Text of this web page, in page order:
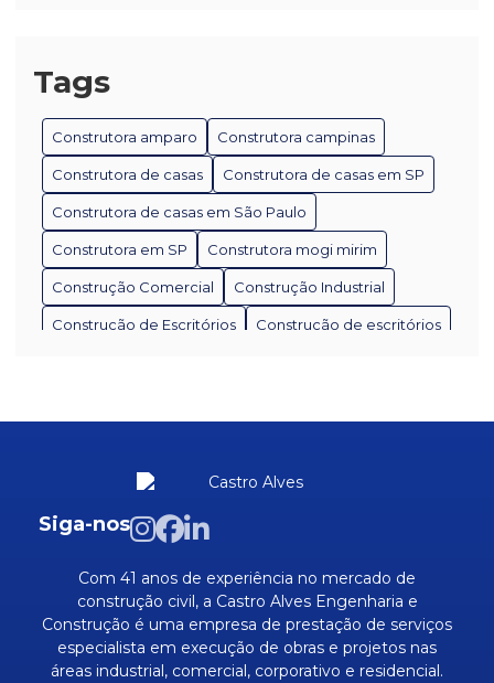
Como Escolher a Melhor Construtora de Casas para
Seu Projeto
Como Escolher a Melhor Construtora em Mogi Mirim
para Seu Projeto
Como Escolher a Melhor Construtora em São Paulo
Como Escolher a Melhor Empresa de Construção
Civil em São Paulo
Como Escolher a Melhor Empresa de Reforma e
Como Escolher a Melhores Empresa de Obra
SP para seu projeto
Como Escolher Empresas Prestadoras de Serviços
de Manutenção Industrial Eficientes
Tags
Construtora amparo Construtora campinas
Construtora de casas Construtora de casas em SP
Construtora de casas em São Paulo
Construtora em SP Construtora mogi mirim
Construção Comercial Construção Industrial
Construção de Escritórios Construção de escritórios
Empresa de estruturas metálicas
Empresa de infraestrutura de redes
Empresa de reforma residencial
Empresas de estruturas metálicas SP
Empresas de pisos industriais
Siga-nos
Com 41 anos de experiência no mercado de
construção civil, a Castro Alves Engenharia e
Construção é uma empresa de prestação de serviços
especialista em execução de obras e projetos nas
áreas industrial, comercial, corporativo e residencial.